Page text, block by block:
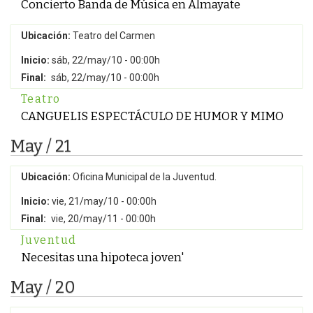
Concierto Banda de Música en Almayate
Ubicación: Teatro del Carmen
Inicio: sáb, 22/may/10 - 00:00h
Final: sáb, 22/may/10 - 00:00h
Teatro
CANGUELIS ESPECTÁCULO DE HUMOR Y MIMO
May / 21
Ubicación: Oficina Municipal de la Juventud.
Inicio: vie, 21/may/10 - 00:00h
Final: vie, 20/may/11 - 00:00h
Juventud
Necesitas una hipoteca joven'
May / 20